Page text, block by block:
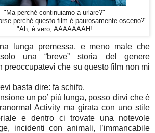
"Ma perché continuiamo a urlare?"
perché questo film è paurosamente osceno?"
"Ah, è vero, AAAAAAAH!
lunga premessa, e meno male che
una “breve” storia del genere
preoccupatevi che su questo film non mi
basta dire: fa schifo.
un po’ più lunga, posso dirvi che è
Activity ma girata con uno stile
e dentro ci trovate una notevole
incidenti con animali, l’immancabile